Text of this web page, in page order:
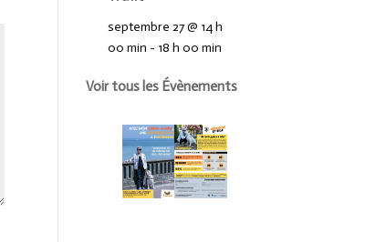
septembre 27 @ 14 h
00 min - 18 h 00 min
Voir tous les Évènements